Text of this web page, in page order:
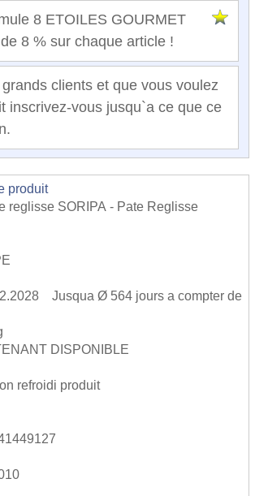
8 ETOILES GOURMET
8 % sur chaque article !
clients et que vous voulez
inscrivez-vous jusqu`a ce que ce
produit
reglisse SORIPA - Pate Reglisse
Jusqua Ø 564 jours a compter de
DISPONIBLE
refroidi produit